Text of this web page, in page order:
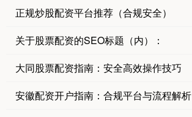
正规炒股配资平台推荐（合规安全）
关于股票配资的SEO标题（内）：
大同股票配资指南：安全高效操作技巧
安徽配资开户指南：合规平台与流程解析